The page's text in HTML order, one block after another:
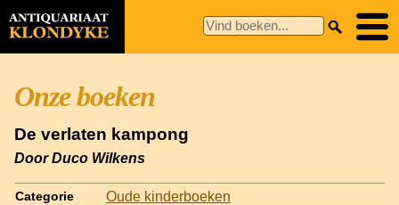
Onze boeken
De verlaten kampong
Door Duco Wilkens
Categorie Oude kinderboeken